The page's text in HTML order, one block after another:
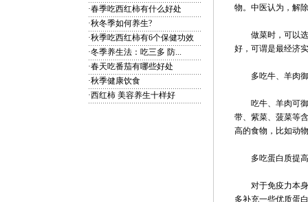
·春季吃西红柿有什么好处
·秋冬季如何养生?
·秋季吃西红柿有6个保健功效
·冬季养生法：吃三多 防...
·春天吃番茄有哪些好处
·秋季健康饮食
·西红柿 美容养生十样好
物。中医认为，解
做菜时，可以选
好，可谓是最经济
多吃牛、羊肉
吃牛、羊肉可御
带、紫菜、菠菜等
高的食物，比如动
多吃蛋白质提高
对于免疫力本身
多补充一些优质蛋